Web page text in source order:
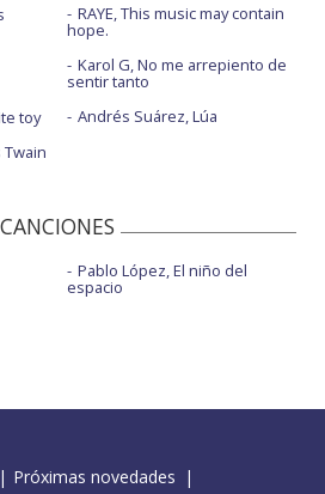
toy
Twain
RAYE, This music may contain
hope.
Karol G, No me arrepiento de
sentir tanto
Andrés Suárez, Lúa
CANCIONES
Pablo López, El niño del
espacio
Próximas novedades